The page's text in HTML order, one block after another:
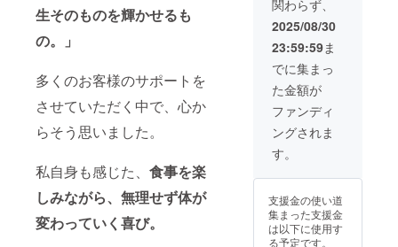
生そのものを輝かせるも
の。」
多くのお客様のサポートを
させていただく中で、心か
らそう思いました。
私自身も感じた、 食事を楽
しみながら、無理せず体が
変わっていく喜び。
ませ
ん。 ・
レッス
ン日程
はご支
援後に
ご案内
いたし
ます。
・アレ
心配な
方は、
事前に
ご相談
くださ
にてダ
ウン
リンク
を送付
※現地ま
での交
通費は
自己負
担。
Zoomで
月1回
の食べ
痩せ講
座＆簡
単オン
ライン
エクサ
サイズ
内容の
詳細や
スケ
ジュー
ルは別
スト
レッチ
ポール
の郵送
・注意
事項、
有効期
限：
レッス
ン予約
ら6ヶ月
以内／
スト
レッチ
ポール
イブ視
聴期限
なし。
自分に
合った
運動で
劇的に
ボディ
ライン
が変わ
提供方
レッス
ン動画
（視聴
（計12
回）を
通し
て、あ
なたの
ライフ
スタイ
ルや食
習慣に
寄り添
理なく
れる
「一生
モノの
関わらず、
2025/08/30
23:59:59ま
でに集まっ
た金額が
ファンディ
ングされま
す。
支援金の使い道
集まった支援金
は以下に使用す
る予定です。